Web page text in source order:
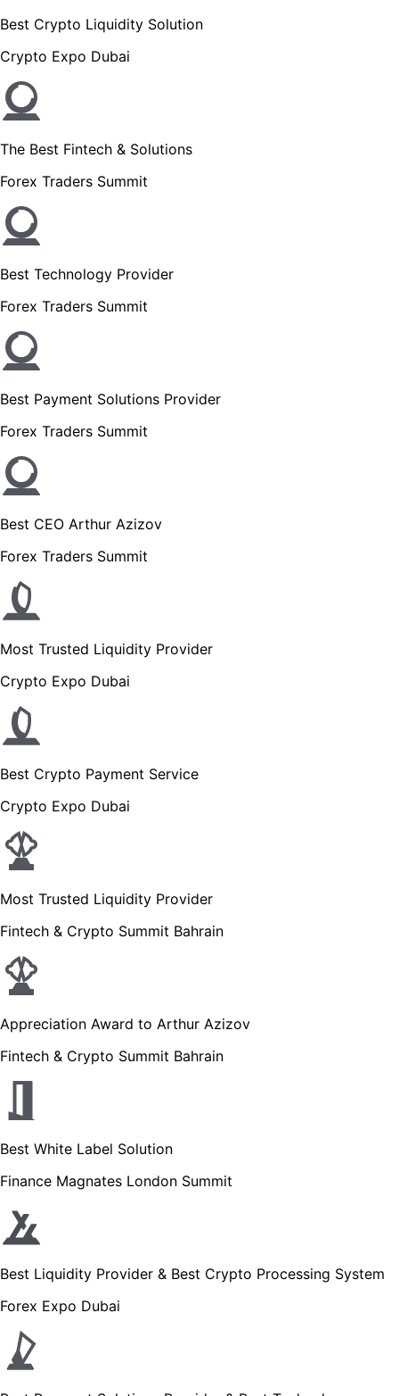
Best Crypto Liquidity Solution
Crypto Expo Dubai
The Best Fintech & Solutions
Forex Traders Summit
Best Technology Provider
Forex Traders Summit
Best Payment Solutions Provider
Forex Traders Summit
Best CEO Arthur Azizov
Forex Traders Summit
Most Trusted Liquidity Provider
Crypto Expo Dubai
Best Crypto Payment Service
Crypto Expo Dubai
Most Trusted Liquidity Provider
Fintech & Crypto Summit Bahrain
Appreciation Award to Arthur Azizov
Fintech & Crypto Summit Bahrain
Best White Label Solution
Finance Magnates London Summit
Best Liquidity Provider & Best Crypto Processing System
Forex Expo Dubai